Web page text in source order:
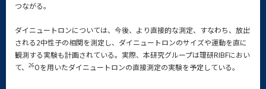
つながる。
ダイニュートロンについては、今後、より直接的な測定、すなわち、放出
される2中性子の相関を測定し、ダイニュートロンのサイズや運動を直に
観測する実験も計画されている。実際、本研究グループは理研RIBFにおい
て、
26Oを用いたダイニュートロンの直接測定の実験を予定している。